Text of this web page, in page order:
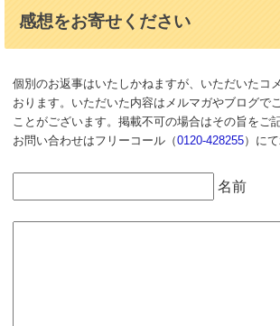
感想をお寄せください
個別のお返事はいたしかねますが、いただいたコ
おります。いただいた内容はメルマガやブログで
ことがございます。掲載不可の場合はその旨をご
お問い合わせはフリーコール（0120-428255）に
名前